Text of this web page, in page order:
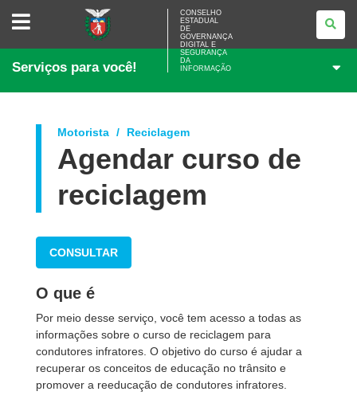
CONSELHO
ESTADUAL
GOVERNANÇA
E
DA
CONSELHO
ESTADUAL
DE
GOVERNANÇA
DIGITAL E
SEGURANÇA
DA
INFORMAÇÃO
Serviços para você!
Motorista Reciclagem
Agendar curso de
reciclagem
CONSULTAR
O que é
Por meio desse serviço, você tem acesso a todas as
informações sobre o curso de reciclagem para
condutores infratores. O objetivo do curso é ajudar a
recuperar os conceitos de educação no trânsito e
promover a reeducação de condutores infratores.